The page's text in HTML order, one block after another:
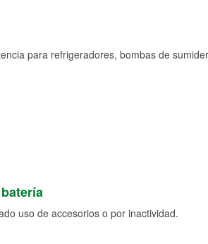
para refrigeradores, bombas de
uso de accesorios o por inactividad.